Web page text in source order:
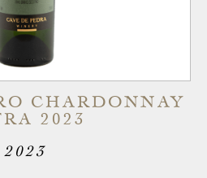
CHARDONNAY
2023
2023